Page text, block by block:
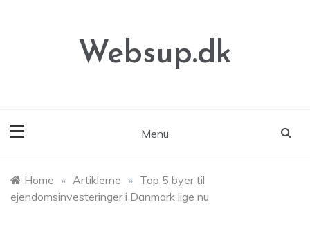
Websup.dk
Menu
Home » Artiklerne » Top 5 byer til
ejendomsinvesteringer i Danmark lige nu